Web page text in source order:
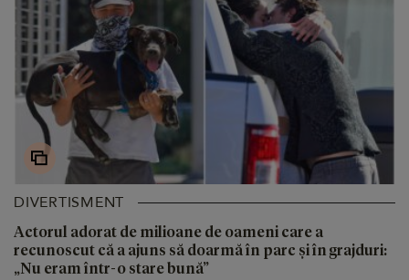
DIVERTISMENT
Actorul adorat de milioane de oameni care a
recunoscut că a ajuns să doarmă în parc și în grajduri:
„Nu eram într-o stare bună”